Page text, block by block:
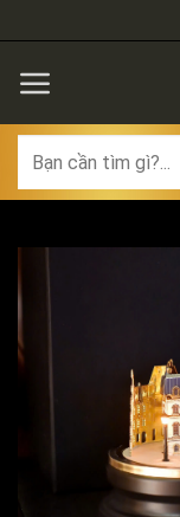
to
content
for: